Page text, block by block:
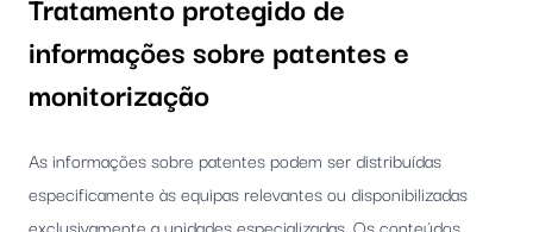
informações sobre patentes e
monitorização
As informações sobre patentes podem ser distribuídas
especificamente às equipas relevantes ou disponibilizadas